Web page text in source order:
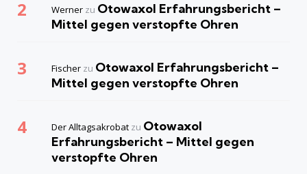
Werner zu Otowaxol Erfahrungsbericht –
Mittel gegen verstopfte Ohren
Fischer zu Otowaxol Erfahrungsbericht –
Mittel gegen verstopfte Ohren
Der Alltagsakrobat zu Otowaxol
Erfahrungsbericht – Mittel gegen
verstopfte Ohren